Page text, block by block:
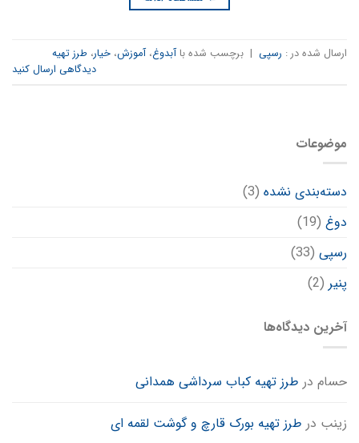
ارسال شده در : رسپی | برچسب‌ شده باآبدوغ،آموزش، خیار، طرز تهیه
دیدگاهی ارسال کنید
موضوعات
دسته‌بندی نشده (3)
دوغ (19)
رسپی (33)
پنیر (2)
آخرین دیدگاه‌ها
حسام در طرز تهیه کباب سرداشی همدانی
زینب در طرز تهیه بورک قارچ و گوشت لقمه ای